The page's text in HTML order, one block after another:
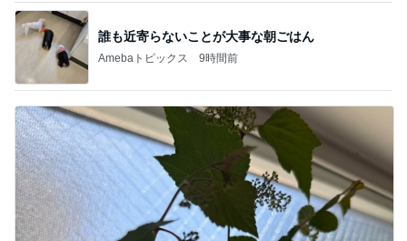
誰も近寄らないことが大事な朝ごはん
Amebaトピックス 9時間前